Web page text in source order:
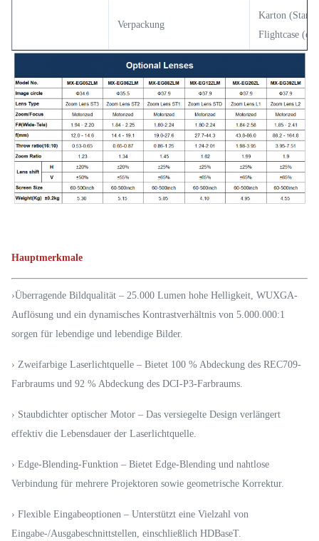
Verpackung
Karton
Flightcase
Hauptmerkmale
›Überragende Bildqualität – 25.000 Lumen hohe Helligkeit, WUXGA-
Auflösung und ein dynamisches Kontrastverhältnis von 5.000.000:1
sorgen für lebendige und lebendige Bilder.
› Zweifarbige Laserlichtquelle – Bietet 100 % Abdeckung des REC709-
Farbraums und 92 % Abdeckung des DCI-P3-Farbraums.
› Staubdichter optischer Motor – Das versiegelte Design verlängert
effektiv die Lebensdauer der Laserlichtquelle.
› Edge-Blending-Funktion – Bietet Edge-Blending und nahtlose
Verbindung für mehrere Projektoren sowie geometrische Korrektur.
› Flexible Eingabeoptionen – Unterstützt eine Vielzahl von
Eingabe-/Ausgabeschnittstellen, einschließlich HDBaseT.